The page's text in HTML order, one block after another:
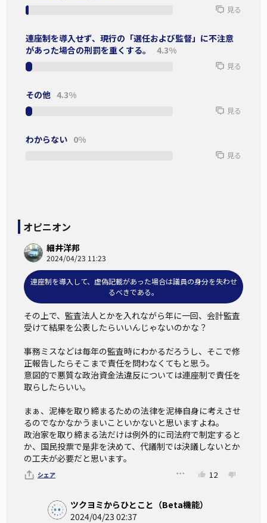
派閥でなくても、国会議員は「○○後援会」「○○研究会」
この政治団体は年一回、政治資金収支報告書を選挙管理委員
会に提出しなければなりません。
岸田総理の政治団体「新政治経済研究会」の収支報告書を、
サンプルとして載せておきました（*1）。
いますが、このうち代表者には国会議員や後援会長などがな
名目的に会計責任者になっている人は、政治資金のことはよ
す。
事務担当者は、実際に収支報告書を作成していることが多
く、政治資金の処理に精通した秘書が務めることが多いよう
です。
岸田総理の政治団体「新政治経済研究会」収支報告書
虚偽記載があった場合に責任を問われるのは誰か
者です。
虚偽記載をした場合の罰則は、会計責任者が「5年以下の禁
錮または100万円以下の罰金」、代表者は「会計責任者の選
任および監督について相当の注意を怠つたときは、50万円以
罰金刑の場合でも公民権停止（選挙での投票や立候補ができ
見る
連座制を導入せず、現行の「選任および監督」に不注意
があった場合の刑罰を重くする。
4.3%
見る
その他 4.3%
見る
わからない 0%
見る
オピニオン
細井洋邦
2024/04/23 11:23
連座制を導入して、虚偽記載があった場合は議員の身分を失わせ
るべきである。
その上で、監査法人とかを入れながら年に一回、会計監査
受けて結果を公表したらいいんじゃないのかな？
事務ミスなどは毎年の監査時にわかるだろうし、そこで修
正報告したらそこまで責任を問わなくてもと思う。
意図的で悪質な政治資金法違反については連座制で責任を
取らしたらいい。
まぁ、泥棒を取り締まるための法律を泥棒自身に考えさせ
るのでなかなかうまいこといかないと思いますよね。
政治家を取り締まる法だけは例外的に司法府で制定すると
か、国民投票で是非を決めて、代議制では決議しないとか
の工夫が必要だと思います。
シェア 12
ツクヨミからひとこと（Beta機能）
2024/04/23 02:37